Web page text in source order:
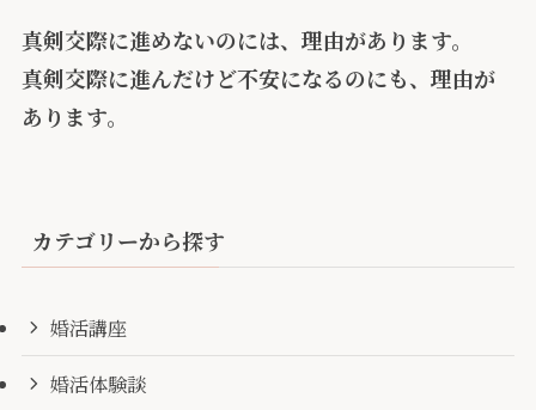
真剣交際に進めないのには、理由があります。
真剣交際に進んだけど不安になるのにも、理由が
あります。
カテゴリーから探す
婚活講座
婚活体験談